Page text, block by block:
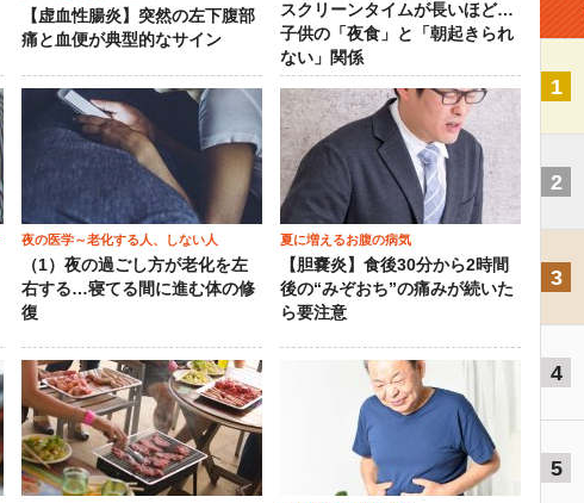
【虚血性腸炎】突然の左下腹部
痛と血便が典型的なサイン
スクリーンタイムが長いほど…
子供の「夜食」と「朝起きられ
ない」関係
夜の医学～老化する人、しない人
（1）夜の過ごし方が老化を左
右する…寝てる間に進む体の修
復
夏に増えるお腹の病気
【胆嚢炎】食後30分から2時間
後の“みぞおち”の痛みが続いた
ら要注意
1
2
3
4
5